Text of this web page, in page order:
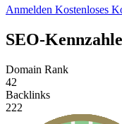
Anmelden Kostenloses
SEO-
Domain Rank
42
Backlinks
222